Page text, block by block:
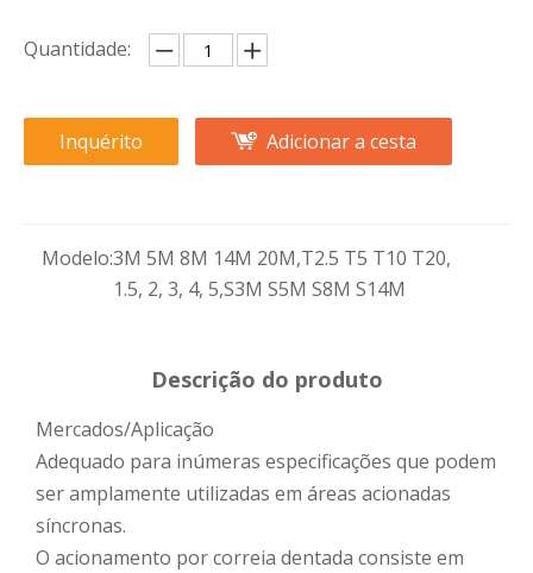
Quantidade:
Inquérito Adicionar a cesta
Modelo:3M 5M 8M 14M 20M,T2.5 T5 T10 T20,
1.5, 2, 3, 4, 5,S3M S5M S8M S14M
Descrição do produto
Mercados/Aplicação
Adequado para inúmeras especificações que podem
ser amplamente utilizadas em áreas acionadas
síncronas.
O acionamento por correia dentada consiste em